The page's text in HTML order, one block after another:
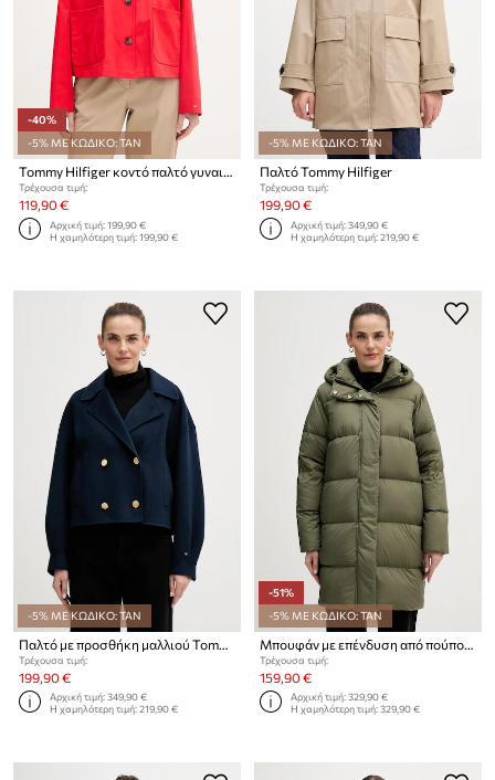
-40%
-5% ΜΕ ΚΩΔΙΚΟ: TAN
Tommy Hilfiger κοντό παλτό γυναικείο βαμβακερό
Τρέχουσα τιμή:
119,90 €
Αρχική τιμή:199,90 €
Η χαμηλότερη τιμή:199,90 €
-5% ΜΕ ΚΩΔΙΚΟ: TAN
Παλτό Tommy Hilfiger
Τρέχουσα τιμή:
199,90 €
Αρχική τιμή:349,90 €
Η χαμηλότερη τιμή:219,90 €
-5% ΜΕ ΚΩΔΙΚΟ: TAN
Τρέχουσα τιμή:
199,90 €
Αρχική τιμή:349,90 €
Η χαμηλότερη τιμή:219,90 €
-51%
-5% ΜΕ ΚΩΔΙΚΟ: TAN
Τρέχουσα τιμή:
159,90 €
Αρχική τιμή:329,90 €
Η χαμηλότερη τιμή:329,90 €